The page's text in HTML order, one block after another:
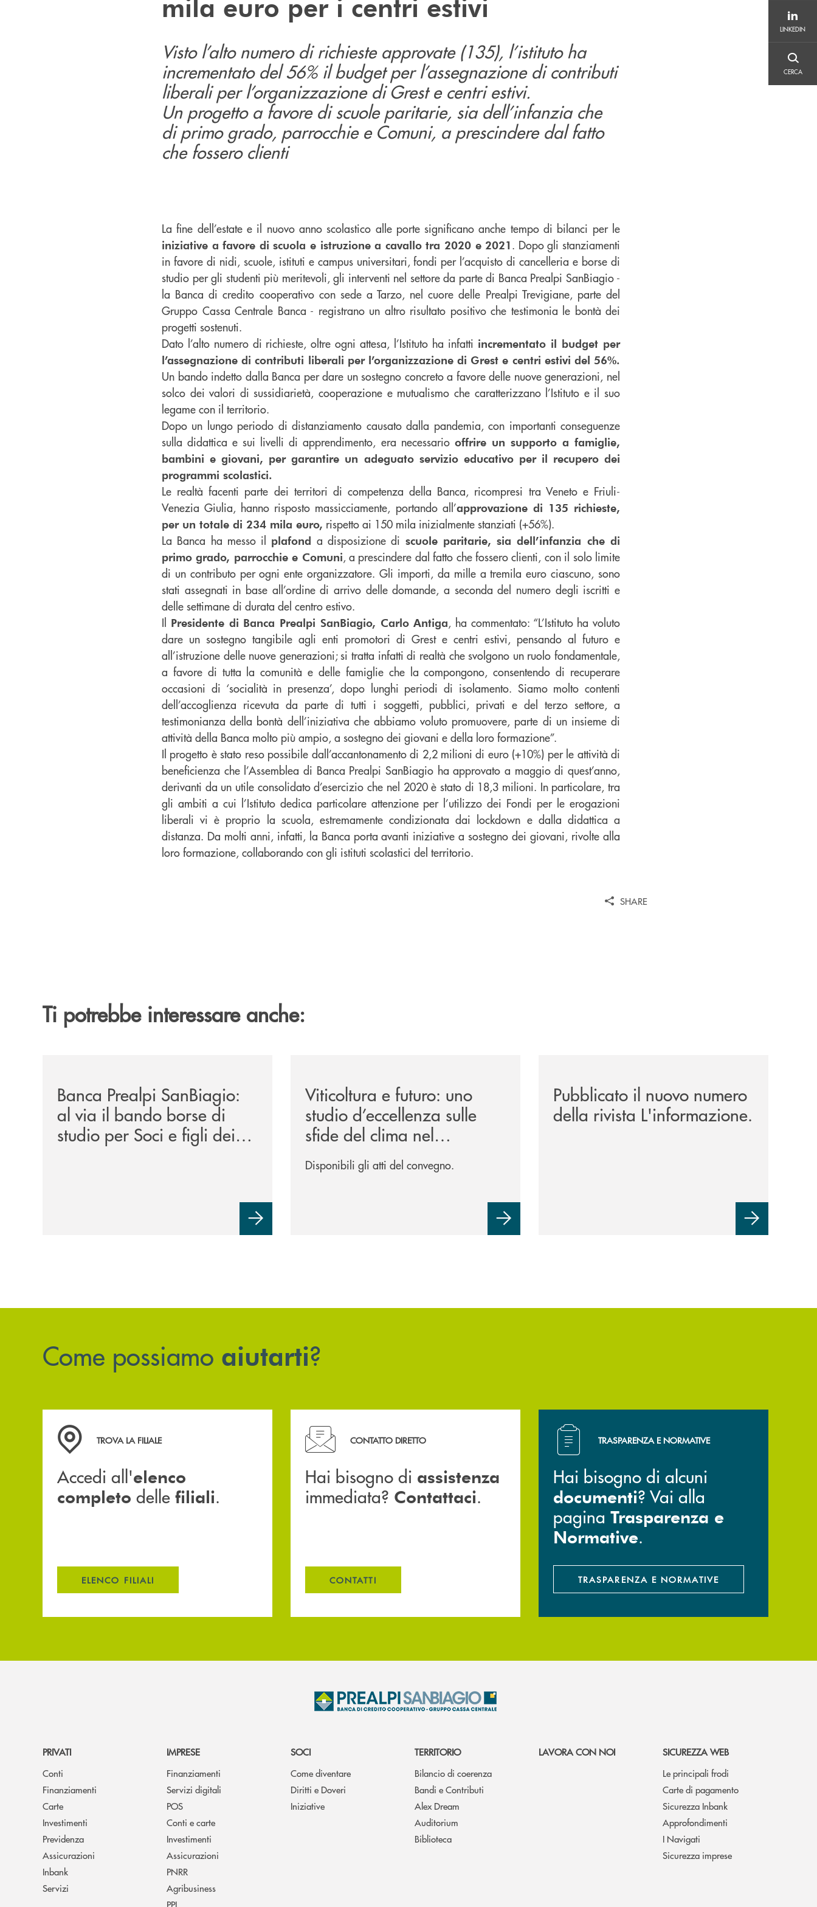
LINKEDIN
CERCA
Visto l’alto numero di richieste approvate (135), l’istituto ha
incrementato del 56% il budget per l’assegnazione di contributi
liberali per l’organizzazione di Grest e centri estivi.
Un progetto a favore di scuole paritarie, sia dell’infanzia che
di primo grado, parrocchie e Comuni, a prescindere dal fatto
che fossero clienti
La fine dell’estate e il nuovo anno scolastico alle porte significano anche tempo di bilanci per le
iniziative a favore di scuola e istruzione a cavallo tra 2020 e 2021. Dopo gli stanziamenti
in favore di nidi, scuole, istituti e campus universitari, fondi per l’acquisto di cancelleria e borse di
studio per gli studenti più meritevoli, gli interventi nel settore da parte di Banca Prealpi SanBiagio -
la Banca di credito cooperativo con sede a Tarzo, nel cuore delle Prealpi Trevigiane, parte del
Gruppo Cassa Centrale Banca - registrano un altro risultato positivo che testimonia le bontà dei
progetti sostenuti.
Dato l’alto numero di richieste, oltre ogni attesa, l’Istituto ha infatti incrementato il budget per
l’assegnazione di contributi liberali per l’organizzazione di Grest e centri estivi del 56%.
Un bando indetto dalla Banca per dare un sostegno concreto a favore delle nuove generazioni, nel
solco dei valori di sussidiarietà, cooperazione e mutualismo che caratterizzano l’Istituto e il suo
legame con il territorio.
Dopo un lungo periodo di distanziamento causato dalla pandemia, con importanti conseguenze
sulla didattica e sui livelli di apprendimento, era necessario offrire un supporto a famiglie,
bambini e giovani, per garantire un adeguato servizio educativo per il recupero dei
programmi scolastici.
Le realtà facenti parte dei territori di competenza della Banca, ricompresi tra Veneto e Friuli-
Venezia Giulia, hanno risposto massicciamente, portando all’approvazione di 135 richieste,
per un totale di 234 mila euro, rispetto ai 150 mila inizialmente stanziati (+56%).
La Banca ha messo il plafond a disposizione di scuole paritarie, sia dell’infanzia che di
primo grado, parrocchie e Comuni, a prescindere dal fatto che fossero clienti, con il solo limite
di un contributo per ogni ente organizzatore. Gli importi, da mille a tremila euro ciascuno, sono
stati assegnati in base all’ordine di arrivo delle domande, a seconda del numero degli iscritti e
delle settimane di durata del centro estivo.
Il Presidente di Banca Prealpi SanBiagio, Carlo Antiga, ha commentato: “L’Istituto ha voluto
dare un sostegno tangibile agli enti promotori di Grest e centri estivi, pensando al futuro e
all’istruzione delle nuove generazioni; si tratta infatti di realtà che svolgono un ruolo fondamentale,
a favore di tutta la comunità e delle famiglie che la compongono, consentendo di recuperare
occasioni di ‘socialità in presenza’, dopo lunghi periodi di isolamento. Siamo molto contenti
dell’accoglienza ricevuta da parte di tutti i soggetti, pubblici, privati e del terzo settore, a
testimonianza della bontà dell’iniziativa che abbiamo voluto promuovere, parte di un insieme di
attività della Banca molto più ampio, a sostegno dei giovani e della loro formazione”.
Il progetto è stato reso possibile dall’accantonamento di 2,2 milioni di euro (+10%) per le attività di
beneficienza che l’Assemblea di Banca Prealpi SanBiagio ha approvato a maggio di quest’anno,
derivanti da un utile consolidato d’esercizio che nel 2020 è stato di 18,3 milioni. In particolare, tra
gli ambiti a cui l’Istituto dedica particolare attenzione per l’utilizzo dei Fondi per le erogazioni
liberali vi è proprio la scuola, estremamente condizionata dai lockdown e dalla didattica a
distanza. Da molti anni, infatti, la Banca porta avanti iniziative a sostegno dei giovani, rivolte alla
loro formazione, collaborando con gli istituti scolastici del territorio.
SHARE
Ti potrebbe interessare anche:
Banca Prealpi SanBiagio:
al via il bando borse di
studio per Soci e figli dei
Soci. Un impegno che
Viticoltura e futuro: uno
studio d’eccellenza sulle
sfide del clima nel
Trevigiano.
Disponibili gli atti del convegno.
Pubblicato il nuovo numero
della rivista L'informazione.
Come possiamo aiutarti?
Accedi all' elenco completo delle filiali .
TROVA LA FILIALE
Accedi all'elenco
completo delle filiali.
ELENCO FILIALI
Hai bisogno di assistenza immediata? Contattaci .
CONTATTO DIRETTO
Hai bisogno di assistenza
immediata? Contattaci.
CONTATTI
Hai bisogno di alcuni documenti ? Vai alla pagina
TRASPARENZA E NORMATIVE
Hai bisogno di alcuni
documenti? Vai alla
pagina Trasparenza e
Normative.
TRASPARENZA E NORMATIVE
PRIVATI
Conti
Finanziamenti
Carte
Investimenti
Previdenza
Assicurazioni
Inbank
Servizi
IMPRESE
Finanziamenti
Servizi digitali
POS
Conti e carte
Investimenti
Assicurazioni
PNRR
Agribusiness
PPL
SOCI
Come diventare
Diritti e Doveri
Iniziative
TERRITORIO
Bilancio di coerenza
Bandi e Contributi
Alex Dream
Auditorium
Biblioteca
LAVORA CON NOI
SICUREZZA WEB
Le principali frodi
Carte di pagamento
Sicurezza Inbank
Approfondimenti
I Navigati
Sicurezza imprese